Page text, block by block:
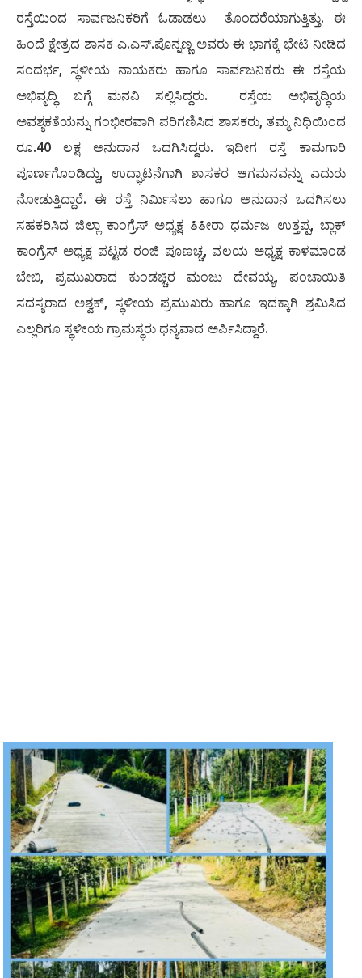
ರಸ್ತೆಯಿಂದ ಸಾರ್ವಜನಿಕರಿಗೆ ಓಡಾಡಲು ತೊಂದರೆಯಾಗುತ್ತಿತ್ತು. ಈ
ಹಿಂದೆ ಕ್ಷೇತ್ರದ ಶಾಸಕ ಎ.ಎಸ್.ಪೊನ್ನಣ್ಣ ಅವರು ಈ ಭಾಗಕ್ಕೆ ಭೇಟಿ ನೀಡಿದ
ಸಂದರ್ಭ, ಸ್ಥಳೀಯ ನಾಯಕರು ಹಾಗೂ ಸಾರ್ವಜನಿಕರು ಈ ರಸ್ತೆಯ
ಅಭಿವೃದ್ಧಿ ಬಗ್ಗೆ ಮನವಿ ಸಲ್ಲಿಸಿದ್ದರು. ರಸ್ತೆಯ ಅಭಿವೃದ್ಧಿಯ
ಅವಶ್ಯಕತೆಯನ್ನು ಗಂಭೀರವಾಗಿ ಪರಿಗಣಿಸಿದ ಶಾಸಕರು, ತಮ್ಮ ನಿಧಿಯಿಂದ
ರೂ.40 ಲಕ್ಷ ಅನುದಾನ ಒದಗಿಸಿದ್ದರು. ಇದೀಗ ರಸ್ತೆ ಕಾಮಗಾರಿ
ಪೂರ್ಣಗೊಂಡಿದ್ದು, ಉದ್ಘಾಟನೆಗಾಗಿ ಶಾಸಕರ ಆಗಮನವನ್ನು ಎದುರು
ನೋಡುತ್ತಿದ್ದಾರೆ. ಈ ರಸ್ತೆ ನಿರ್ಮಿಸಲು ಹಾಗೂ ಅನುದಾನ ಒದಗಿಸಲು
ಸಹಕರಿಸಿದ ಜಿಲ್ಲಾ ಕಾಂಗ್ರೆಸ್ ಅಧ್ಯಕ್ಷ ತಿತೀರಾ ಧರ್ಮಜ ಉತ್ತಪ್ಪ, ಬ್ಲಾಕ್
ಕಾಂಗ್ರೆಸ್ ಅಧ್ಯಕ್ಷ ಪಟ್ಟಡ ರಂಜಿ ಪೂಣಚ್ಚ, ವಲಯ ಅಧ್ಯಕ್ಷ ಕಾಳಮಾಂಡ
ಬೇಬಿ, ಪ್ರಮುಖರಾದ ಕುಂಡಚ್ಚಿರ ಮಂಜು ದೇವಯ್ಯ, ಪಂಚಾಯಿತಿ
ಸದಸ್ಯರಾದ ಅಶ್ವಕ್, ಸ್ಥಳೀಯ ಪ್ರಮುಖರು ಹಾಗೂ ಇದಕ್ಕಾಗಿ ಶ್ರಮಿಸಿದ
ಎಲ್ಲರಿಗೂ ಸ್ಥಳೀಯ ಗ್ರಾಮಸ್ಥರು ಧನ್ಯವಾದ ಅರ್ಪಿಸಿದ್ದಾರೆ.